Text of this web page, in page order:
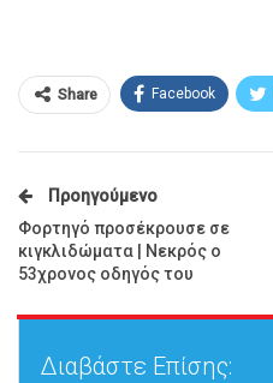
Share Facebook
Προηγούμενο
Φορτηγό προσέκρουσε σε
κιγκλιδώματα | Νεκρός ο
53χρονος οδηγός του
Διαβάστε Επίσης: